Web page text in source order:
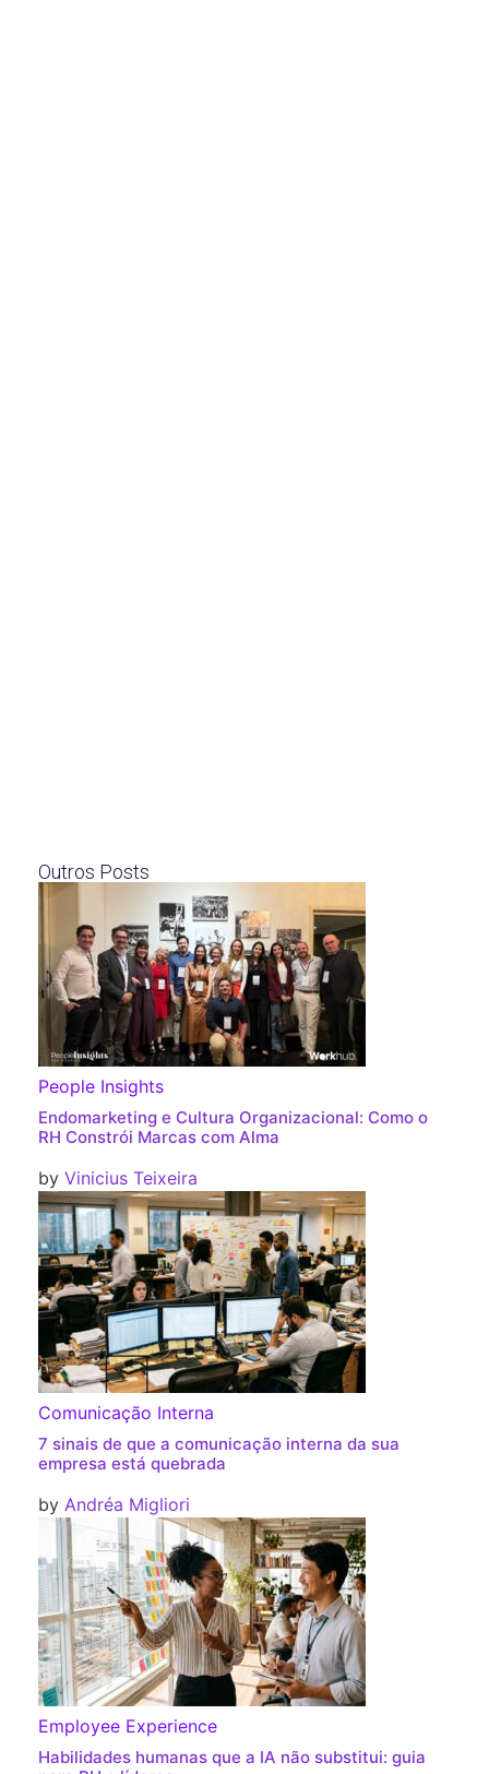
Outros Posts
People Insights
Endomarketing e Cultura Organizacional: Como o
RH Constrói Marcas com Alma
by Vinicius Teixeira
Comunicação Interna
7 sinais de que a comunicação interna da sua
empresa está quebrada
by Andréa Migliori
Employee Experience
Habilidades humanas que a IA não substitui: guia